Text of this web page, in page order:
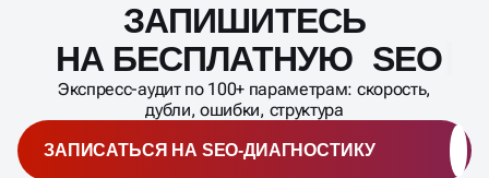
Масштабирование
процесса
ЗАПИШИТЕСЬ
НА БЕСПЛАТНУЮ SEO-
ДИАГНОСТИКУ
дубли, ошибки, структура